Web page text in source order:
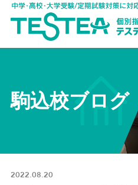
駒込校ブログ
2022.08.20